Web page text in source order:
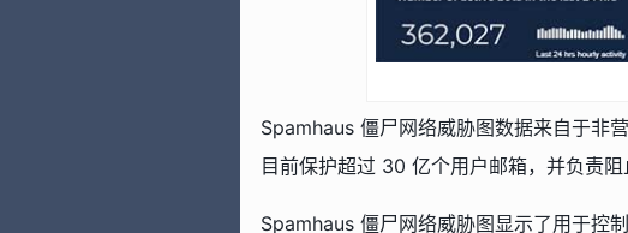
Spamhaus 僵尸网络威胁图数据来自于非
目前保护超过 30 亿个用户邮箱，并负责
Spamhaus 僵尸网络威胁图显示了用于控